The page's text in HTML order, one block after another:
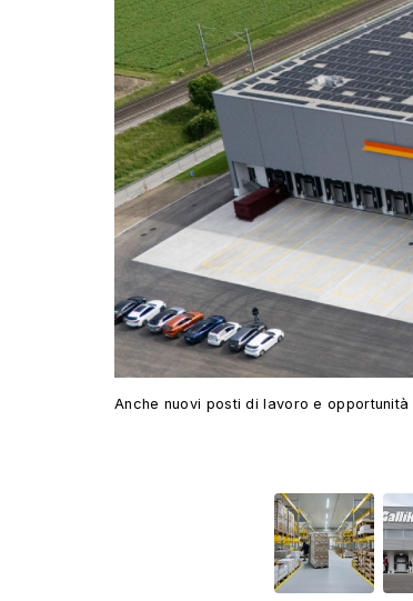
Anche nuovi posti di lavoro e